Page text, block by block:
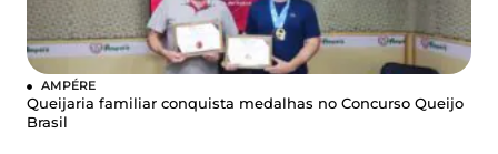
AMPÉRE
Queijaria familiar conquista medalhas no Concurso Queijo
Brasil